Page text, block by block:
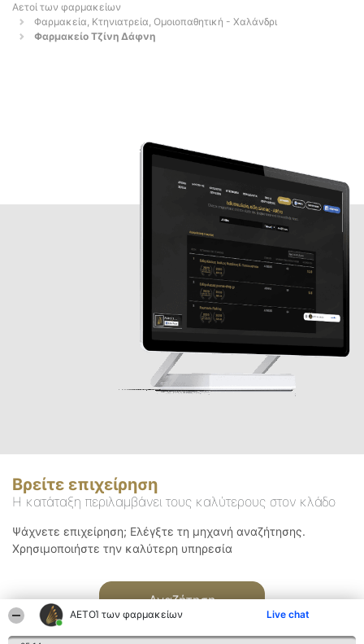
ΑΕΤΟΊ των φαρμακείων Live chat
Αετοί των φαρμακείων
Φαρμακεία, Κτηνιατρεία, Ομοιοπαθητική - Χαλάνδρι
Φαρμακείο Τζίνη Δάφνη
Βρείτε επιχείρηση
Η κατάταξη περιλαμβάνει τους καλύτερους στον κλάδο
Ψάχνετε επιχείρηση; Ελέγξτε τη μηχανή αναζήτησης.
Χρησιμοποιήστε την καλύτερη υπηρεσία
Αναζήτηση